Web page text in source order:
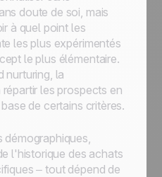
doute de soi, mais
à quel point les
les plus expérimentés
le plus élémentaire.
nurturing, la
les prospects en
de certains critères.
l'historique des achats
– tout dépend de